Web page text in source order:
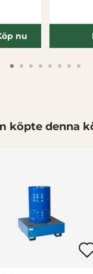
Avvisa
nu
köpte denna